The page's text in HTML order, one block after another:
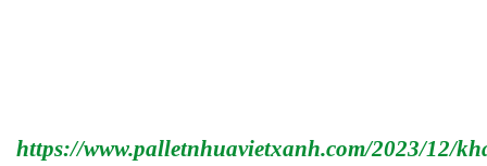
https://www.palletnhuavietxanh.com/2023/12/